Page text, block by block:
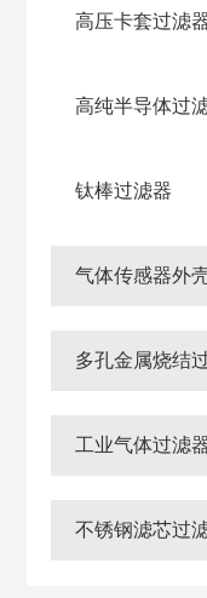
高压卡套过滤
高纯半导体过
钛棒过滤器
气体传感器外
多孔金属烧结
工业气体过滤
不锈钢滤芯过